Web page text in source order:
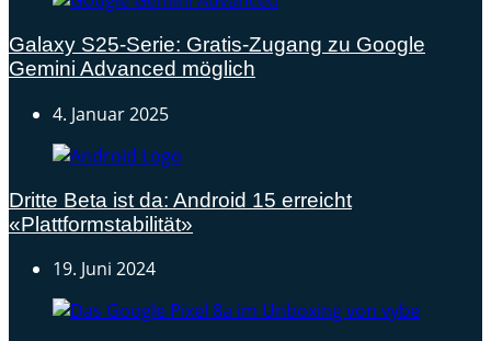
Galaxy S25-Serie: Gratis-Zugang zu Google
Gemini Advanced möglich
4. Januar 2025
Dritte Beta ist da: Android 15 erreicht
«Plattformstabilität»
19. Juni 2024